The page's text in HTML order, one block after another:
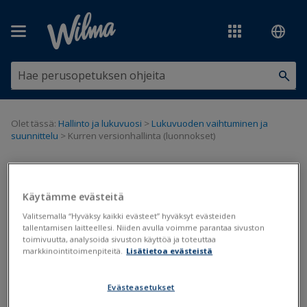
Olet tässä: Hallinto ja lukuvuosi > Lukuvuoden vaihtuminen ja
suunnittelu > Kurren versionhallinta (luonnokset)
(luonnokset)
Lukuvuoden suunnittelu
Kurren versionhallinta on työjärjestysten suunnitteluun
Käytämme evästeitä
Valitsemalla “Hyväksy kaikki evästeet” hyväksyt evästeiden
tallentamisen laitteellesi. Niiden avulla voimme parantaa sivuston
toimivuutta, analysoida sivuston käyttöä ja toteuttaa
markkinointitoimenpiteitä. Lisätietoa evästeistä
Evästeasetukset